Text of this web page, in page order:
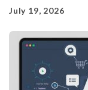
July 19, 2026